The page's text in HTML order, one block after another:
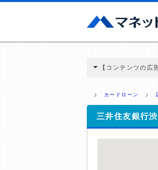
【コンテンツの広
ミ収集などに基づき
>提携企業一覧
カードローン
三井住友銀行